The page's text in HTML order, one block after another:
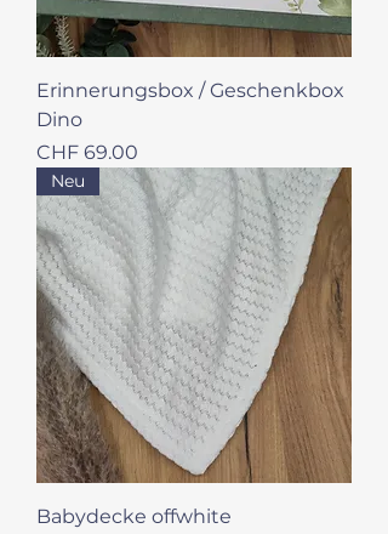
Erinnerungsbox / Geschenkbox
Dino
Preis
CHF 69.00
Neu
Babydecke offwhite